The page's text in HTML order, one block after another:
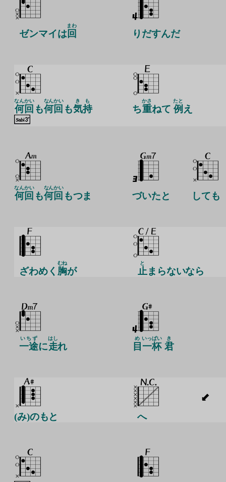
ゼンマイは 回
まわ
りだすんだ
何回
なんかい
も何回
なんかい
も気
き
持
も
ち重
かさ
ねて 例
たと
え
何回
なんかい
も何回
なんかい
もつま づいたと しても
ざわめく 胸
むね
が 止
と
まらないなら
一途
いちず
に走
はし
れ 目
め
一杯
いっぱい
君
き
(み)のもと へ